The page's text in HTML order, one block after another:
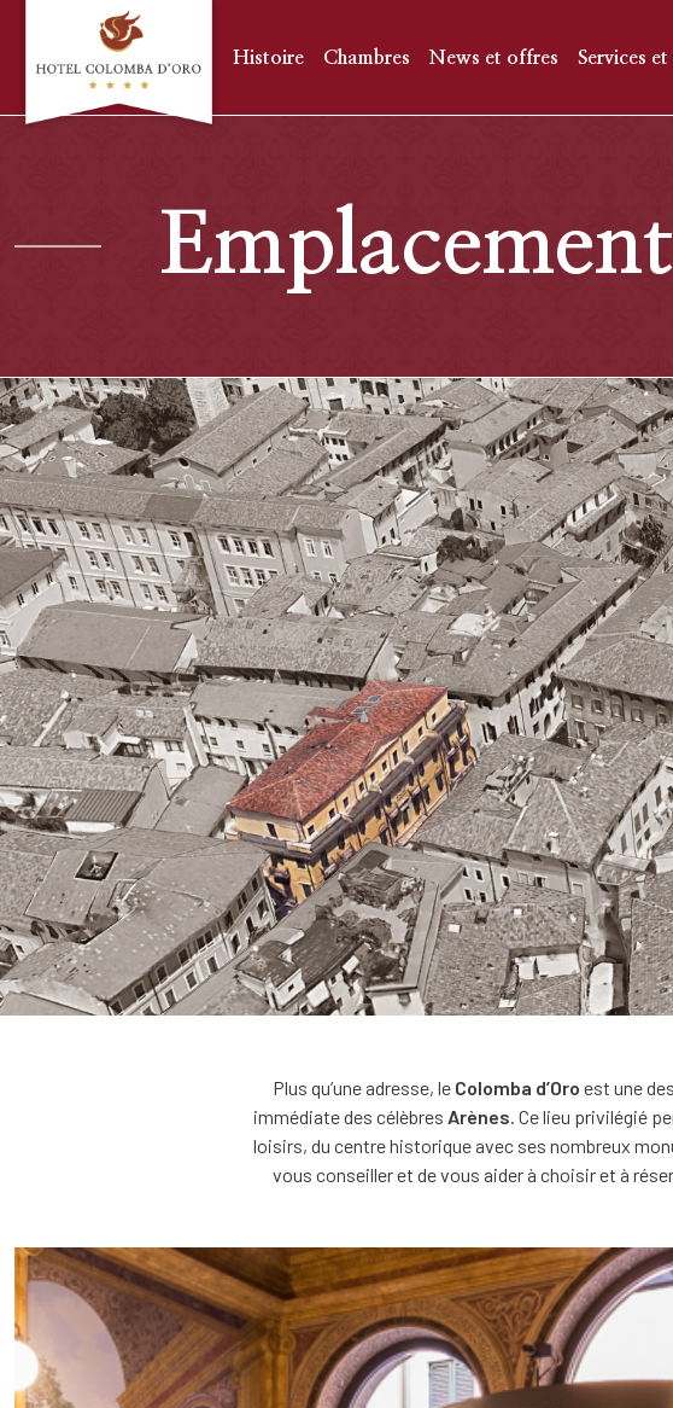
Histoire Chambres News et offres Services et
Emplacement
Plus qu’une adresse, le Colomba d’Oro est une
immédiate des célèbres Arènes. Ce lieu privilégié
loisirs, du centre historique avec ses nombreux
vous conseiller et de vous aider à choisir et à